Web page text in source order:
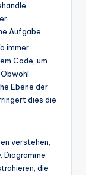
Aufgabe.
immer
Code, um
Ebene der
dies die
verstehen,
. Diagramme
die